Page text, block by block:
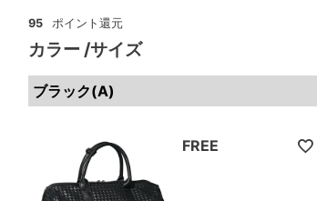
95
カラー サイズ
ブラック(A)
FREE